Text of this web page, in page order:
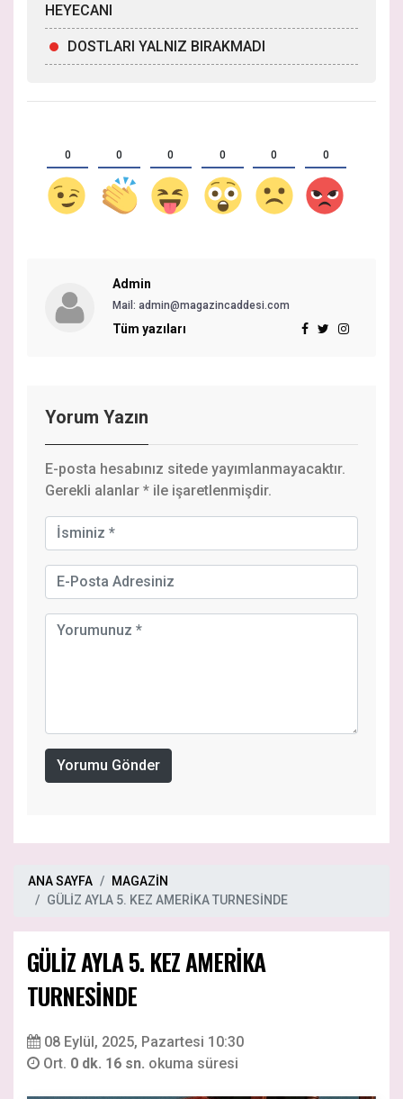
HEYECANI
DOSTLARI YALNIZ BIRAKMADI
0 0 0 0 0 0
Admin
Mail: admin@magazincaddesi.com
Tüm yazıları
Yorum Yazın
E-posta hesabınız sitede yayımlanmayacaktır.
Gerekli alanlar * ile işaretlenmişdir.
Yorumu Gönder
ANA SAYFA
MAGAZİN
GÜLİZ AYLA 5. KEZ AMERİKA TURNESİNDE
GÜLİZ AYLA 5. KEZ AMERİKA
TURNESİNDE
08 Eylül, 2025, Pazartesi 10:30
Ort. 0 dk. 16 sn. okuma süresi